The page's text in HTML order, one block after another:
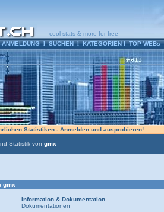
cool stats & more for free
ANMELDUNG l SUCHEN lKATEGORIEN lTOP WEBs
Statistiken - Anmelden und ausprobieren!
Statistik von gmx
gmx
Information & Dokumentation
Dokumentationen